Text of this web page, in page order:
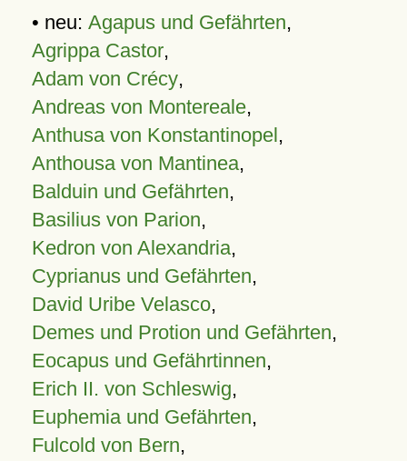
• neu: Agapus und Gefährten,
Agrippa Castor,
Adam von Crécy,
Andreas von Montereale,
Anthusa von Konstantinopel,
Anthousa von Mantinea,
Balduin und Gefährten,
Basilius von Parion,
Kedron von Alexandria,
Cyprianus und Gefährten,
David Uribe Velasco,
Demes und Protion und Gefährten,
Eocapus und Gefährtinnen,
Erich II. von Schleswig,
Euphemia und Gefährten,
Fulcold von Bern,